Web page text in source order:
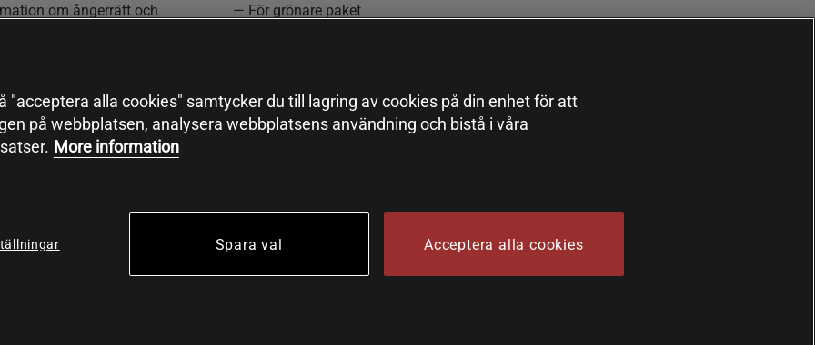
om ångerrätt och
— För grönare paket
"acceptera alla cookies" samtycker du till lagring av cookies på din enhet för att
på webbplatsen, analysera webbplatsens användning och bistå i våra
More information
Spara val Acceptera alla cookies